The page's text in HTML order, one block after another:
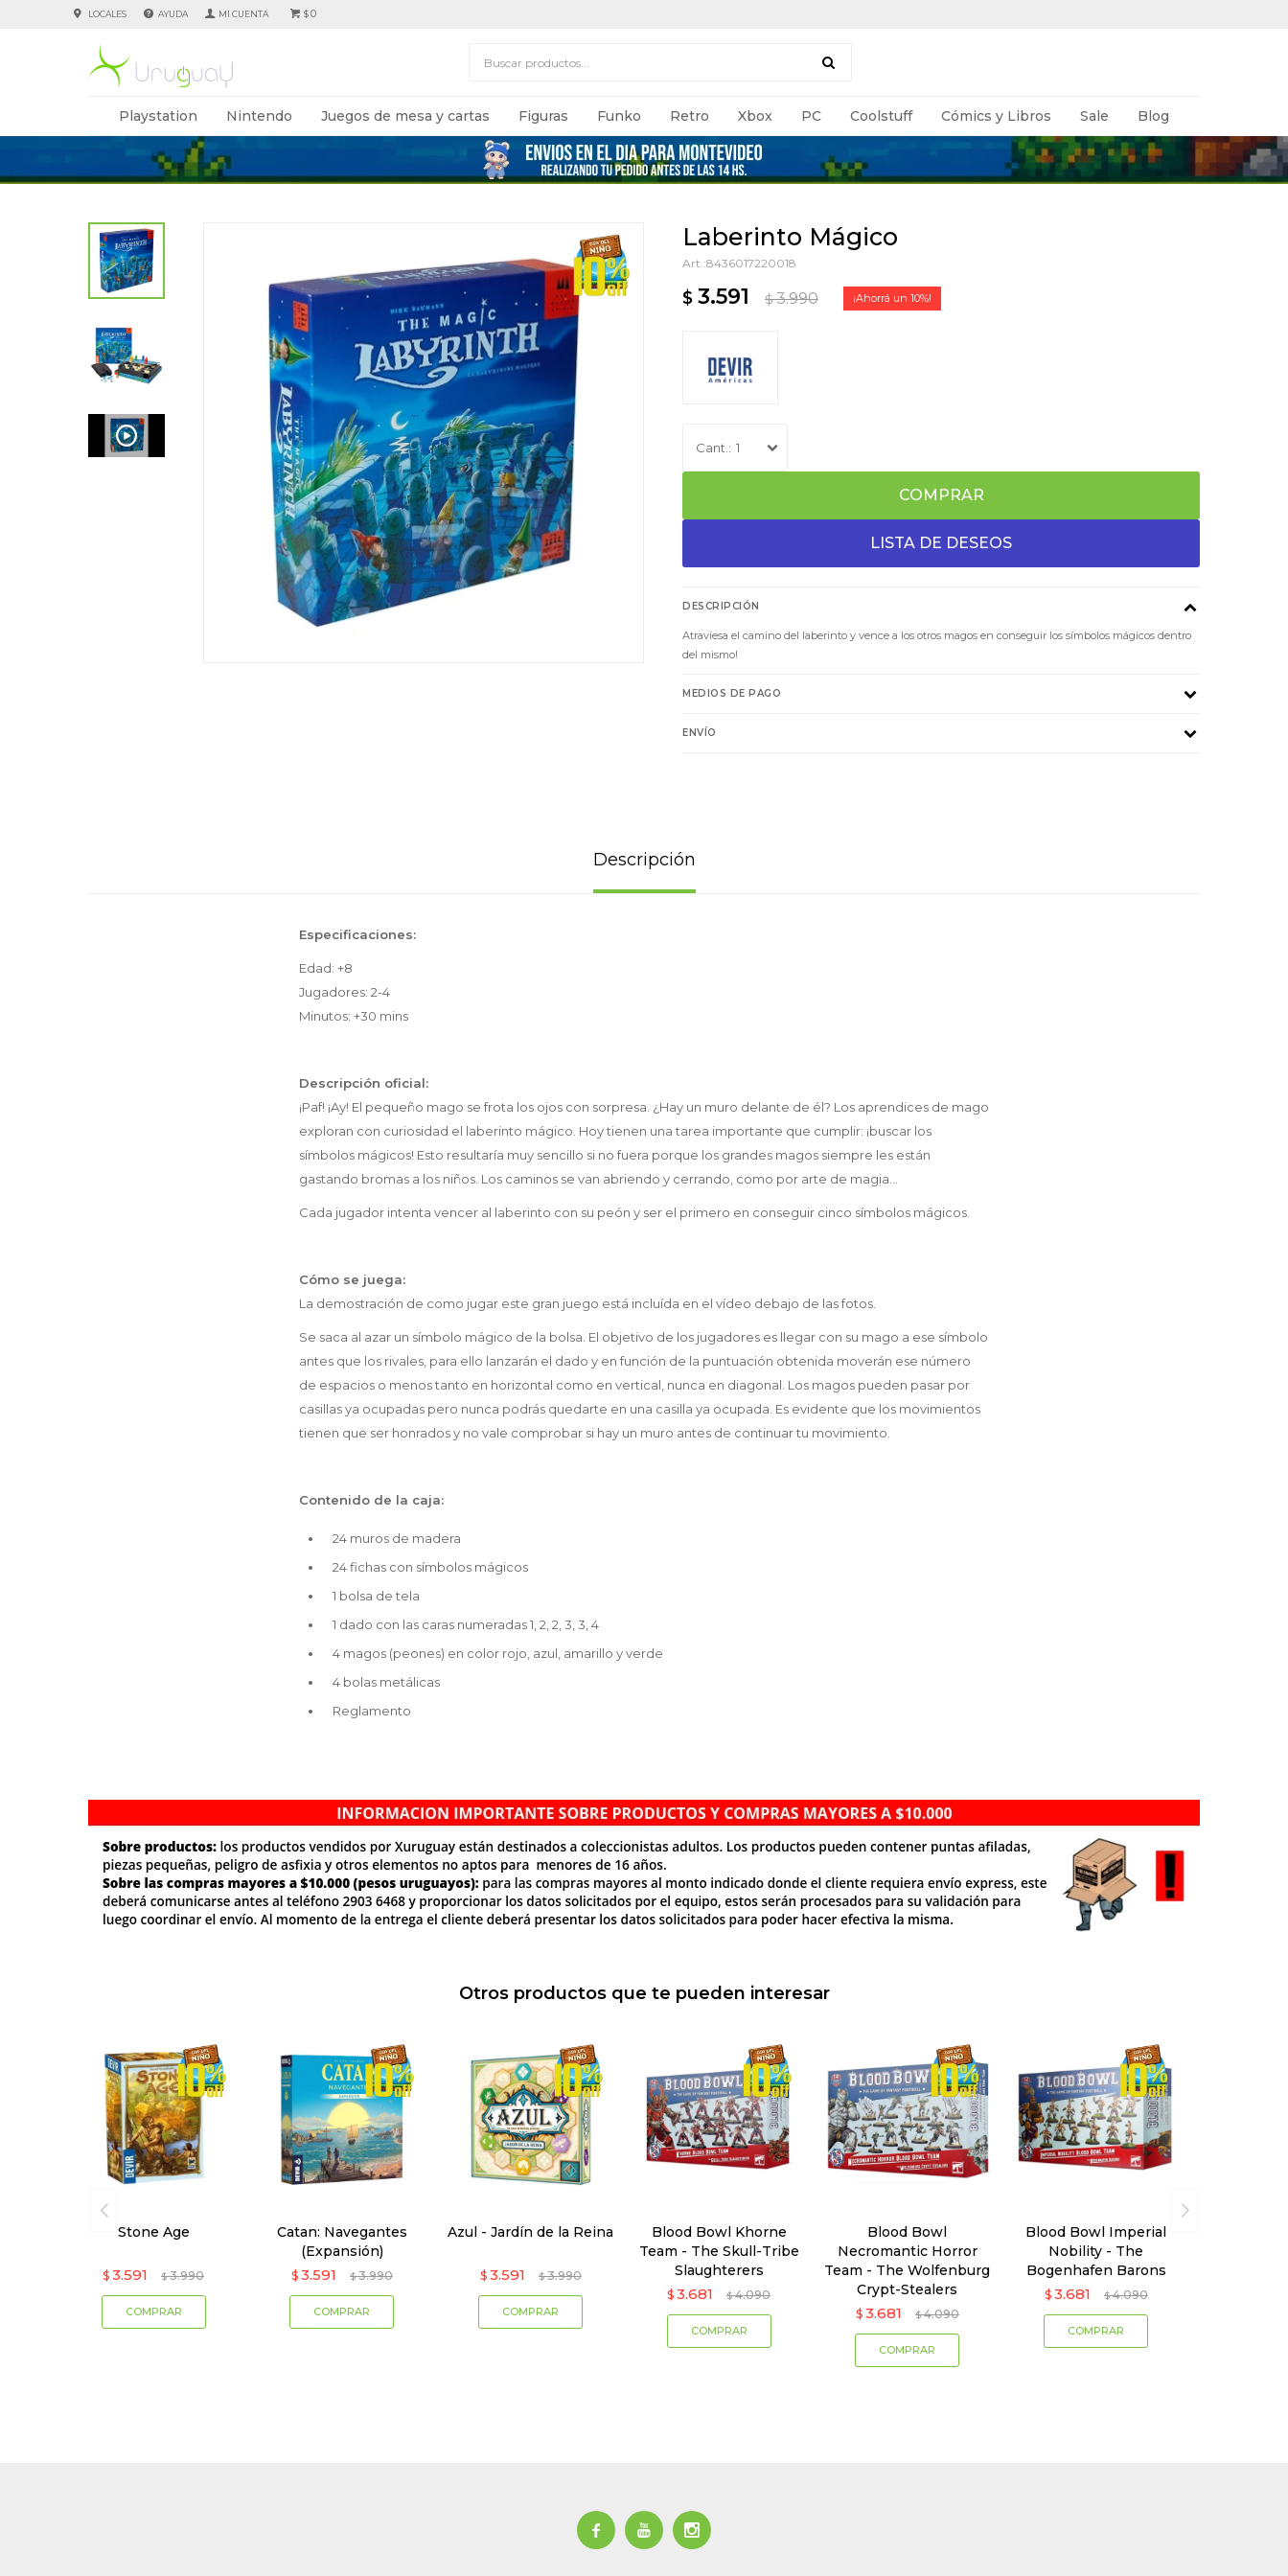
Playstation Nintendo Juegos de mesa y cartas Figuras Funko Retro Xbox PC Coolstuff Cómics y Libros Sale Blog
$0
LOCALES AYUDA
Laberinto Mágico
8436017220018
$ 3.591 $ 3.990 10
1
COMPRAR
DESCRIPCIÓN
Atraviesa el camino del laberinto y vence a los otros magos en conseguir los símbolos mágicos dentro
del mismo!
MEDIOS DE PAGO
ENVÍO
Descripción
Especificaciones:
Edad: +8
Jugadores: 2-4
Minutos: +30 mins
Descripción oficial:
¡Paf! ¡Ay! El pequeño mago se frota los ojos con sorpresa. ¿Hay un muro delante de él? Los aprendices de mago
exploran con curiosidad el laberinto mágico. Hoy tienen una tarea importante que cumplir: ¡buscar los
símbolos mágicos! Esto resultaría muy sencillo si no fuera porque los grandes magos siempre les están
gastando bromas a los niños. Los caminos se van abriendo y cerrando, como por arte de magia…
Cada jugador intenta vencer al laberinto con su peón y ser el primero en conseguir cinco símbolos mágicos.
Cómo se juega:
La demostración de como jugar este gran juego está incluída en el vídeo debajo de las fotos.
Se saca al azar un símbolo mágico de la bolsa. El objetivo de los jugadores es llegar con su mago a ese símbolo
antes que los rivales, para ello lanzarán el dado y en función de la puntuación obtenida moverán ese número
de espacios o menos tanto en horizontal como en vertical, nunca en diagonal. Los magos pueden pasar por
casillas ya ocupadas pero nunca podrás quedarte en una casilla ya ocupada. Es evidente que los movimientos
tienen que ser honrados y no vale comprobar si hay un muro antes de continuar tu movimiento.
Contenido de la caja:
24 muros de madera
24 fichas con símbolos mágicos
1 bolsa de tela
1 dado con las caras numeradas 1, 2, 2, 3, 3, 4
4 magos (peones) en color rojo, azul, amarillo y verde
4 bolas metálicas
Reglamento
Otros productos que te pueden interesar
Stone Age
$ 3.591 $ 3.990
Catan: Navegantes
(Expansión)
$ 3.591 $ 3.990
Azul - Jardín de la Reina
$ 3.591 $ 3.990
Blood Bowl Khorne
Team - The Skull-Tribe
Slaughterers
$ 3.681 $ 4.090
Blood Bowl
Necromantic Horror
Team - The Wolfenburg
Crypt-Stealers
$ 3.681 $ 4.090
Blood Bowl Imperial
Nobility - The
Bogenhafen Barons
$ 3.681 $ 4.090
  